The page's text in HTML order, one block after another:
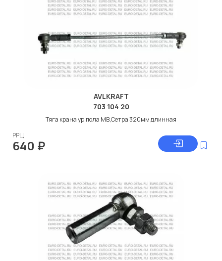
AVLKRAFT
703 104 20
Тяга крана ур.пола МВ,Сетра 320мм длинная
РРЦ
640 ₽